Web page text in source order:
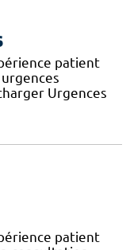
patient
Urgences
patient